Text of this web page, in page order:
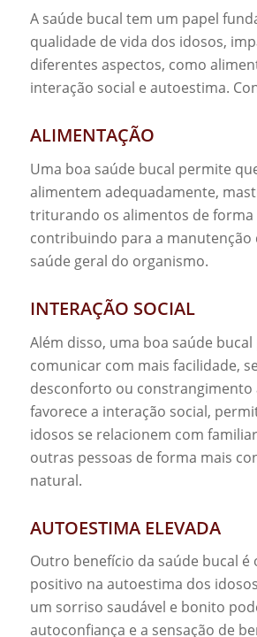
A saúde bucal tem um papel
qualidade de vida dos idosos,
diferentes aspectos, como
interação social e autoestima.
ALIMENTAÇÃO
Uma boa saúde bucal permite
alimentem adequadamente,
triturando os alimentos de forma
contribuindo para a manutenção
saúde geral do organismo.
INTERAÇÃO SOCIAL
Além disso, uma boa saúde
comunicar com mais facilidade,
desconforto ou constrangimento
favorece a interação social,
idosos se relacionem com
outras pessoas de forma mais
natural.
AUTOESTIMA ELEVADA
Outro benefício da saúde bucal é
positivo na autoestima dos
um sorriso saudável e bonito
autoconfiança e a sensação de